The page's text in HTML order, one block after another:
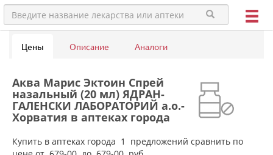
Цены Описание Аналоги
Аква Марис Эктоин Спрей
назальный (20 мл) ЯДРАН-
ГАЛЕНСКИ ЛАБОРАТОРИЙ а.о.-
Хорватия в аптеках города
Нижней Салды
Купить в аптеках города 1
предложений сравнить по